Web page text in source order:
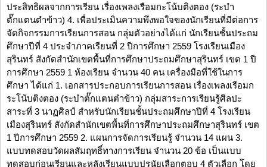
ประสิทธิผลจากการเรียน เรื่องเพลงเรือมกะโน้บติงตอง (ระบำ
ตั๊กแตนตำข้าว) 4. เพื่อประเมินความพึงพอใจของนักเรียนที่มีต่อการ
จัดกิจกรรมการเรียนการสอน กลุ่มตัวอย่างได้แก่ นักเรียนชั้นประถม
ศึกษาปีที่ 4 ประจำภาคเรียนที่ 2 ปีการศึกษา 2559 โรงเรียนเมือง
สุรินทร์ สังกัดสำนักเขตพื้นที่การศึกษาประถมศึกษาสุรินทร์ เขต 1 ปี
การศึกษา 2559 1 ห้องเรียน จำนวน 40 คน เครื่องมือที่ใช้ในการ
ศึกษา ได้แก่ 1. เอกสารประกอบการเรียนการสอน เรื่องเพลงเรือมก
ระโน้บติงตอง (ระบำตั๊กแตนตำข้าว) กลุ่มสาระการเรียนรู้ศิลปะ
สาระที่ 3 นาฏศิลป์ สำหรับนักเรียนชั้นประถมศึกษาปีที่ 4 โรงเรียน
เมืองสุรินทร์ สังกัดสำนักเขตพื้นที่การศึกษาประถมศึกษาสุรินทร์ เขต
1 ปีการศึกษา 2559 2. แผนการจัดการเรียนรู้ จำนวน 14 แผน 3.
แบบทดสอบวัดผลสัมฤทธิ์ทางการเรียน จำนวน 20 ข้อ เป็นแบบ
ทดสอบก่อนเรียนและหลังเรียนแบบปรนัยเลือกตอบ 4 ตัวเลือก โดย